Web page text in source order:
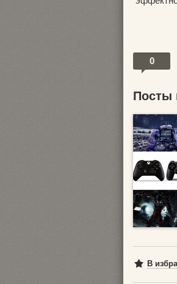
0
Посты
В